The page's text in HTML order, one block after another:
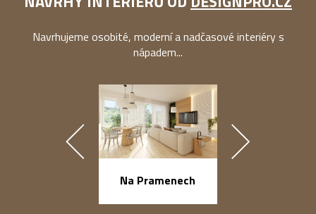
Navrhujeme osobité, moderní a nadčasové interiéry s
nápadem...
Na Pramenech